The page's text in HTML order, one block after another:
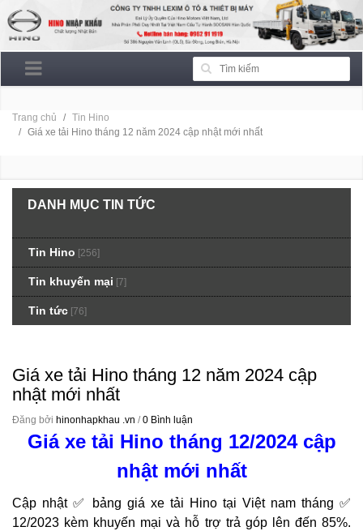
Trang chủ
Tin Hino
Giá xe tải Hino tháng 12 năm 2024 cập nhật mới nhất
DANH MỤC TIN TỨC
Tin Hino [256]
Tin khuyến mại [7]
Tin tức [76]
Giá xe tải Hino tháng 12 năm 2024 cập
nhật mới nhất
Đăng bởi hinonhapkhau .vn /0 Bình luận
Giá xe tải Hino tháng 12/2024 cập
nhật mới nhất
Cập nhật ✅ bảng giá xe tải Hino tại Việt nam tháng ✅
12/2023 kèm khuyến mại và hỗ trợ trả góp lên đến 85%.